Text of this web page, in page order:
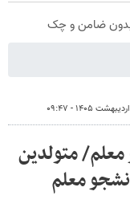
متولدین
معلم